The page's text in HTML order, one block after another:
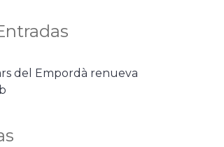
del Empordà renueva